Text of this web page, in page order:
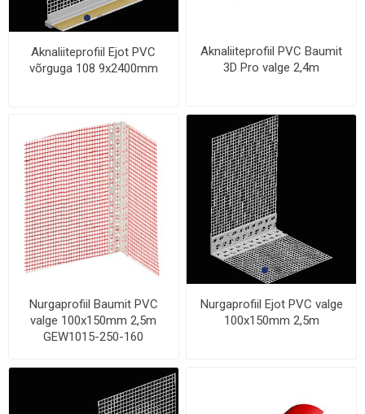
Aknaliiteprofiil Ejot PVC
võrguga 108 9x2400mm
Aknaliiteprofiil PVC Baumit
3D Pro valge 2,4m
Nurgaprofiil Baumit PVC
valge 100x150mm 2,5m
GEW1015-250-160
Nurgaprofiil Ejot PVC valge
100x150mm 2,5m